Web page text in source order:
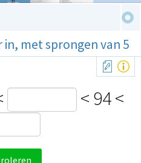
met sprongen van 5
< 94 <